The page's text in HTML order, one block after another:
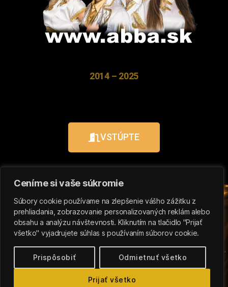
Ceníme si vaše súkromie
Súbory cookie používame na zlepšenie vášho zážitku z
prehliadania, zobrazovanie personalizovaných reklám alebo
obsahu a analýzu návštevnosti. Kliknutím na tlačidlo "Prijať
všetko" vyjadrujete súhlas s používaním súborov cookie.
Prispôsobiť Odmietnuť všetko
Prijať všetko
2014 – 2025
VSTÚPTE